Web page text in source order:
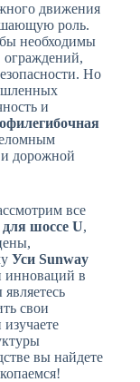
движения
роль.
необходимы
Но
и
и дорожной
все
шоссе U,
Уси Sunway
инноваций в
свои
вы найдете